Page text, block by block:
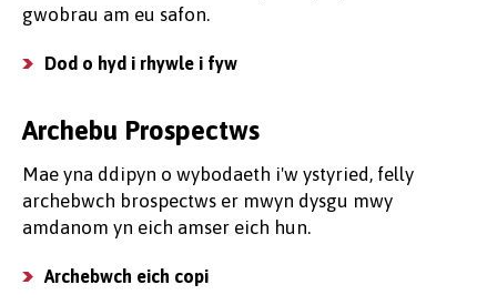
gwobrau am eu safon.
Dod o hyd i rhywle i fyw
Archebu Prospectws
Mae yna ddipyn o wybodaeth i'w ystyried, felly
archebwch brospectws er mwyn dysgu mwy
amdanom yn eich amser eich hun.
Archebwch eich copi